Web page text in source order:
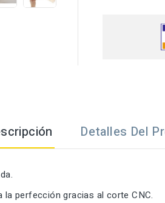
Detalles Del
perfección gracias al corte CNC.